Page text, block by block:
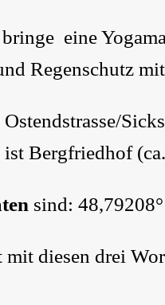
eine
Regenschutz
ist Bergfriedhof
sind:
mit diesen drei